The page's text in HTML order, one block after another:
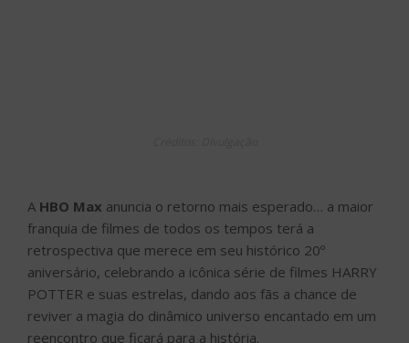
A HBO Max anuncia o retorno mais esperado… a maior
franquia de filmes de todos os tempos terá a
retrospectiva que merece em seu histórico 20º
aniversário, celebrando a icônica série de filmes HARRY
POTTER e suas estrelas, dando aos fãs a chance de
reviver a magia do dinâmico universo encantado em um
reencontro que ficará para a história.